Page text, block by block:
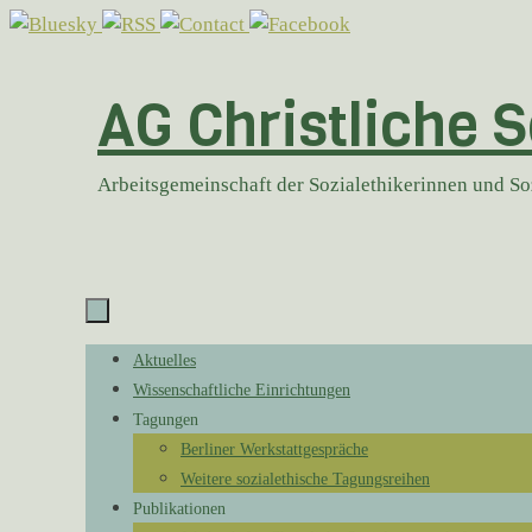
Zum
AG Christliche
Arbeitsgemeinschaft der Sozialethikerinnen und
Zum
Inhalt
springen
Aktuelles
Wissenschaftliche Einrichtungen
Tagungen
Berliner Werkstattgespräche
Weitere sozialethische Tagungsreihen
Publikationen